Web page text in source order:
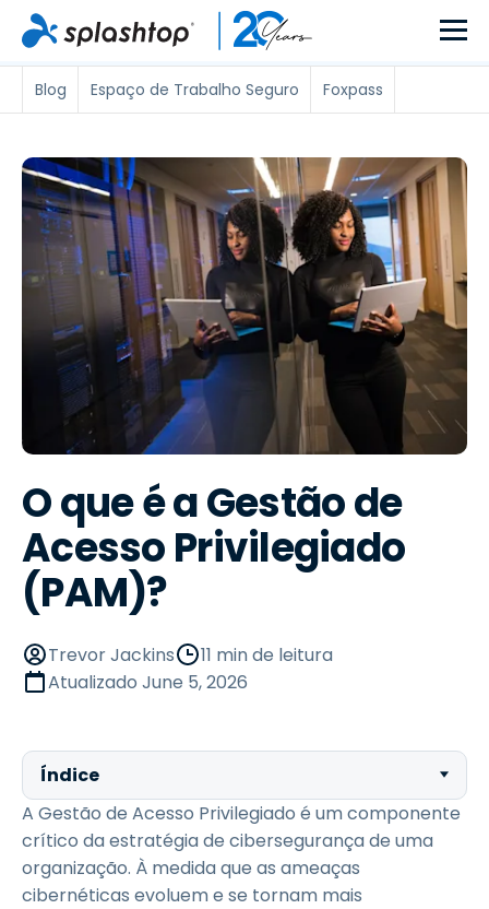
Blog Espaço de Trabalho Seguro Foxpass
O que é a Gestão de
Acesso Privilegiado
(PAM)?
Trevor Jackins
11 min de leitura
Atualizado June 5, 2026
Índice
A Gestão de Acesso Privilegiado é um componente
crítico da estratégia de cibersegurança de uma
organização. À medida que as ameaças
cibernéticas evoluem e se tornam mais